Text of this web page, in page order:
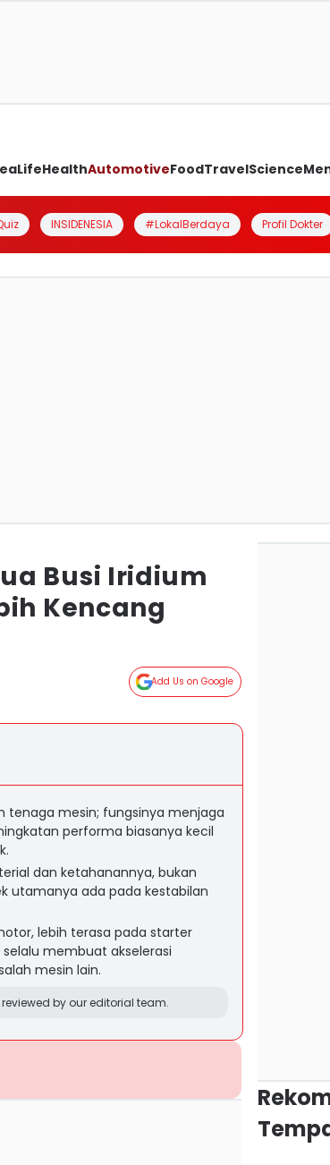
LifeHealthAutomotiveFoodTravelScience
INSIDENESIA #LokalBerdaya Profil Dokter
Busi Iridium
Kencang
Add Us on Google
tenaga mesin; fungsinya menjaga
performa biasanya kecil
dan ketahanannya, bukan
utamanya ada pada kestabilan
lebih terasa pada starter
membuat akselerasi
mesin lain.
by our editorial team.